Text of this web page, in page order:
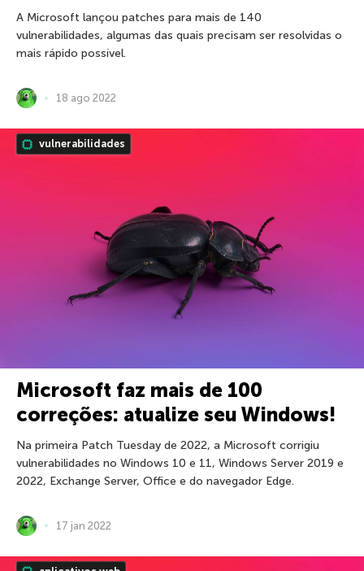
A Microsoft lançou patches para mais de 140
vulnerabilidades, algumas das quais precisam ser resolvidas o
mais rápido possível.
18 ago 2022
vulnerabilidades
Microsoft faz mais de 100
correções: atualize seu Windows!
Na primeira Patch Tuesday de 2022, a Microsoft corrigiu
vulnerabilidades no Windows 10 e 11, Windows Server 2019 e
2022, Exchange Server, Office e do navegador Edge.
17 jan 2022